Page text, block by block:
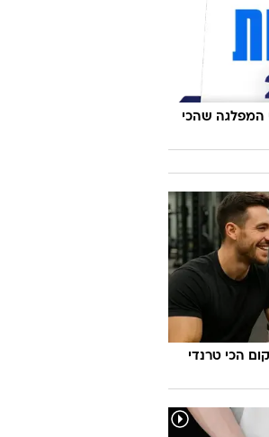
המפלגה שהכי
הכי טרנדי